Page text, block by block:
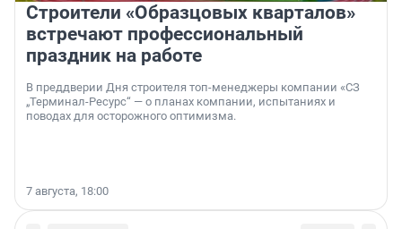
Строители «Образцовых кварталов»
встречают профессиональный
праздник на работе
В преддверии Дня строителя топ-менеджеры компании «СЗ
„Терминал-Ресурс“ — о планах компании, испытаниях и
поводах для осторожного оптимизма.
7 августа, 18:00